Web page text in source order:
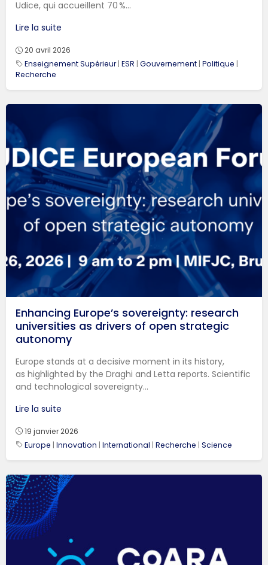
Udice, qui accueillent 70 %...
Lire la suite
20 avril 2026
Enseignement Supérieur| ESR | Gouvernement | Politique |
Recherche
Enhancing Europe’s sovereignty: research
universities as drivers of open strategic
autonomy
Europe stands at a decisive moment in its history,
as highlighted by the Draghi and Letta reports. Scientific
and technological sovereignty...
Lire la suite
19 janvier 2026
Europe | Innovation | International | Recherche | Science